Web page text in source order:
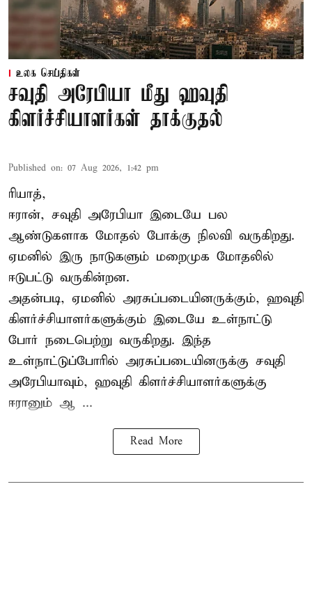
உலக செய்திகள்
சவுதி அரேபியா மீது ஹவுதி
கிளர்ச்சியாளர்கள் தாக்குதல்
Published on: 07 Aug 2026, 1:42 pm
ரியாத்,
ஈரான், சவுதி அரேபியா இடையே பல
ஆண்டுகளாக மோதல் போக்கு நிலவி வருகிறது.
ஏமனில் இரு நாடுகளும் மறைமுக மோதலில்
ஈடுபட்டு வருகின்றன.
அதன்படி, ஏமனில் அரசுப்படையினருக்கும், ஹவுதி
கிளர்ச்சியாளர்களுக்கும் இடையே உள்நாட்டு
போர் நடைபெற்று வருகிறது. இந்த
உள்நாட்டுப்போரில் அரசுப்படையினருக்கு சவுதி
அரேபியாவும், ஹவுதி கிளர்ச்சியாளர்களுக்கு
ஈரானும் ஆ ...
Read More